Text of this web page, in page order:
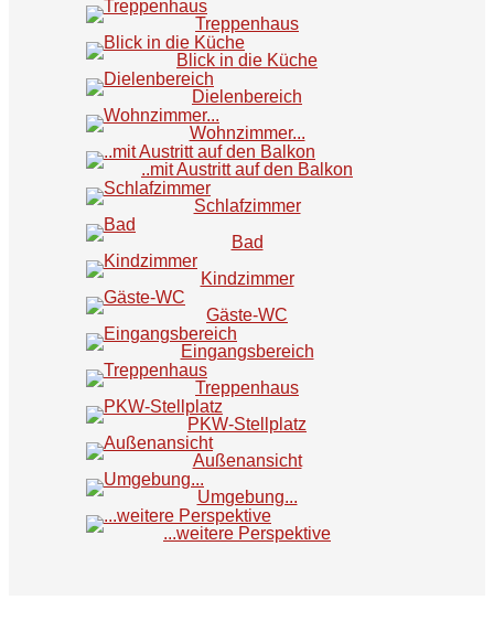
Treppenhaus
Blick in die Küche
Dielenbereich
Wohnzimmer...
..mit Austritt auf den Balkon
Schlafzimmer
Bad
Kindzimmer
Gäste-WC
Eingangsbereich
Treppenhaus
PKW-Stellplatz
Außenansicht
Umgebung...
...weitere Perspektive